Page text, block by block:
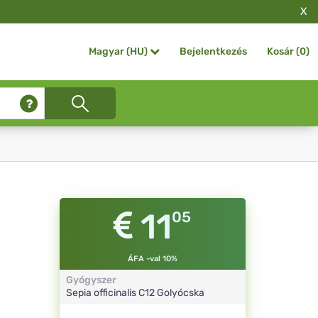
X
Magyar (HU) Bejelentkezés Kosár (0)
1105
ÁFA -val 10%
Gyógyszer
Sepia officinalisC12 Golyócska